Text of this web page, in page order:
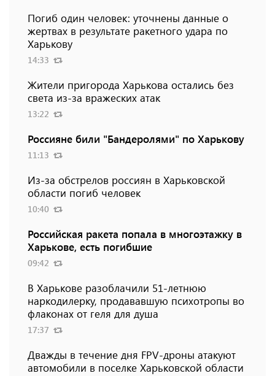
Погиб один человек: уточнены данные о
жертвах в результате ракетного удара по
Харькову
14:33
Жители пригорода Харькова остались без
света из-за вражеских атак
13:22
Россияне били "Бандеролями" по Харькову
11:13
Из-за обстрелов россиян в Харьковской
области погиб человек
10:40
Российская ракета попала в многоэтажку в
Харькове, есть погибшие
09:42
В Харькове разоблачили 51-летнюю
наркодилерку, продававшую психотропы во
флаконах от геля для душа
17:37
Дважды в течение дня FPV-дроны атакуют
автомобили в поселке Харьковской области